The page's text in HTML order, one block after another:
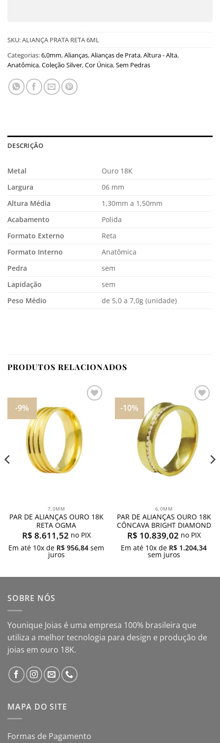
SKU:ALIANÇA PRATA RETA 6ML
Categorias:6,0mm,Alianças,Alianças de Prata,Altura - Alta,
Anatômica,Coleção Silver,Cor Única,Sem Pedras
DESCRIÇÃO
Metal
Ouro 18K
Largura
06 mm
Altura Média
1,30mm a 1,50mm
Acabamento
Polida
Formato Externo
Reta
Formato Interno
Anatômica
Pedra
sem
Lapidação
sem
Peso Médio
de 5,0 a 7,0g (unidade)
PRODUTOS RELACIONADOS
-9%
meus
desejos
7,0MM
PAR DE ALIANÇAS OURO 18K
RETA OGMA
R$ 8.611,52 no PIX
Em até 10x de R$ 956,84 sem
juros
-10%
Adicionar
aos
meus
desejos
6,0MM
PAR DE ALIANÇAS OURO 18K
CÔNCAVA BRIGHT DIAMOND
R$ 10.839,02 no PIX
Em até 10x de R$ 1.204,34
sem juros
SOBRE NÓS
Younique Joias é uma empresa 100% brasileira que
utiliza a melhor tecnologia para design e produção de
joias em ouro 18K.
MAPA DO SITE
Formas de Pagamento